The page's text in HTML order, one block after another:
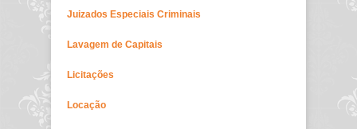
Juizados Especiais Criminais
Lavagem de Capitais
Licitações
Locação